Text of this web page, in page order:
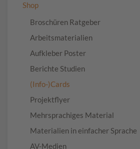
Shop
Broschüren Ratgeber
Arbeitsmaterialien
Aufkleber Poster
Berichte Studien
(Info-)Cards
Projektflyer
Mehrsprachiges Material
Materialien in einfacher Sprache
AV-Medien